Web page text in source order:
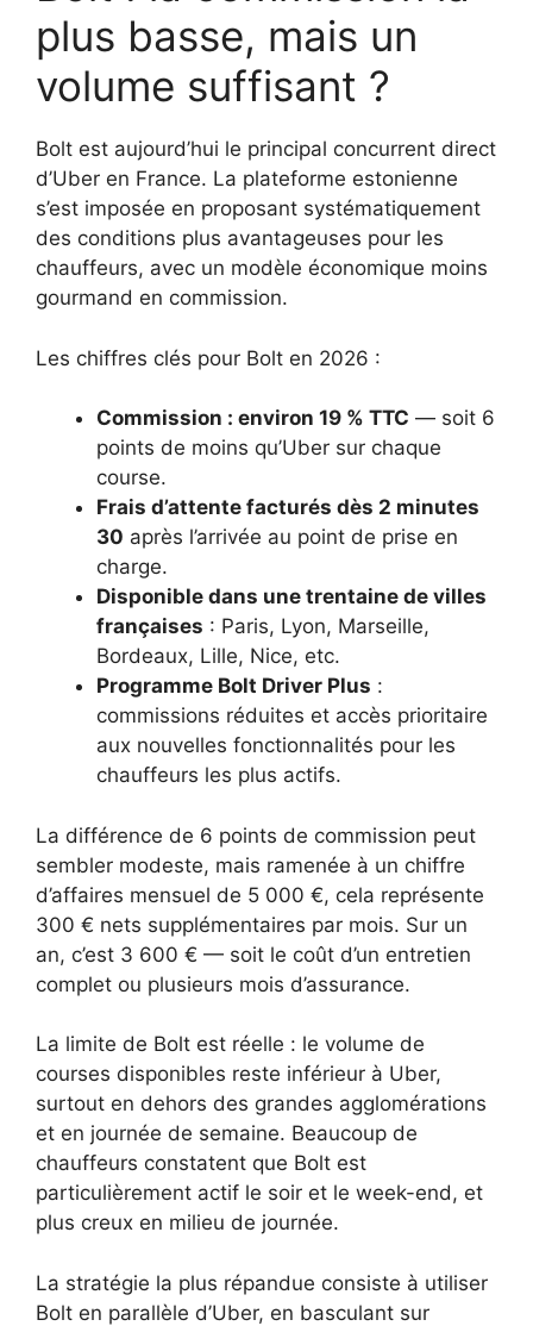
plus basse, mais un
volume suffisant ?
Bolt est aujourd’hui le principal concurrent direct
d’Uber en France. La plateforme estonienne
s’est imposée en proposant systématiquement
des conditions plus avantageuses pour les
chauffeurs, avec un modèle économique moins
gourmand en commission.
Les chiffres clés pour Bolt en 2026 :
Commission : environ 19 % TTC — soit 6
points de moins qu’Uber sur chaque
course.
Frais d’attente facturés dès 2 minutes
30 après l’arrivée au point de prise en
charge.
Disponible dans une trentaine de villes
françaises : Paris, Lyon, Marseille,
Bordeaux, Lille, Nice, etc.
Programme Bolt Driver Plus :
commissions réduites et accès prioritaire
aux nouvelles fonctionnalités pour les
chauffeurs les plus actifs.
La différence de 6 points de commission peut
sembler modeste, mais ramenée à un chiffre
d’affaires mensuel de 5 000 €, cela représente
300 € nets supplémentaires par mois. Sur un
an, c’est 3 600 € — soit le coût d’un entretien
complet ou plusieurs mois d’assurance.
La limite de Bolt est réelle : le volume de
courses disponibles reste inférieur à Uber,
surtout en dehors des grandes agglomérations
et en journée de semaine. Beaucoup de
chauffeurs constatent que Bolt est
particulièrement actif le soir et le week-end, et
plus creux en milieu de journée.
La stratégie la plus répandue consiste à utiliser
Bolt en parallèle d’Uber, en basculant sur